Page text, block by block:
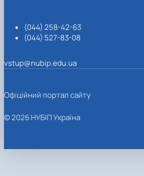
(044) 258-42-63
(044) 527-83-08
vstup@nubip.edu.ua
Офіційний портал сайту
© 2026 НУБІП Україна